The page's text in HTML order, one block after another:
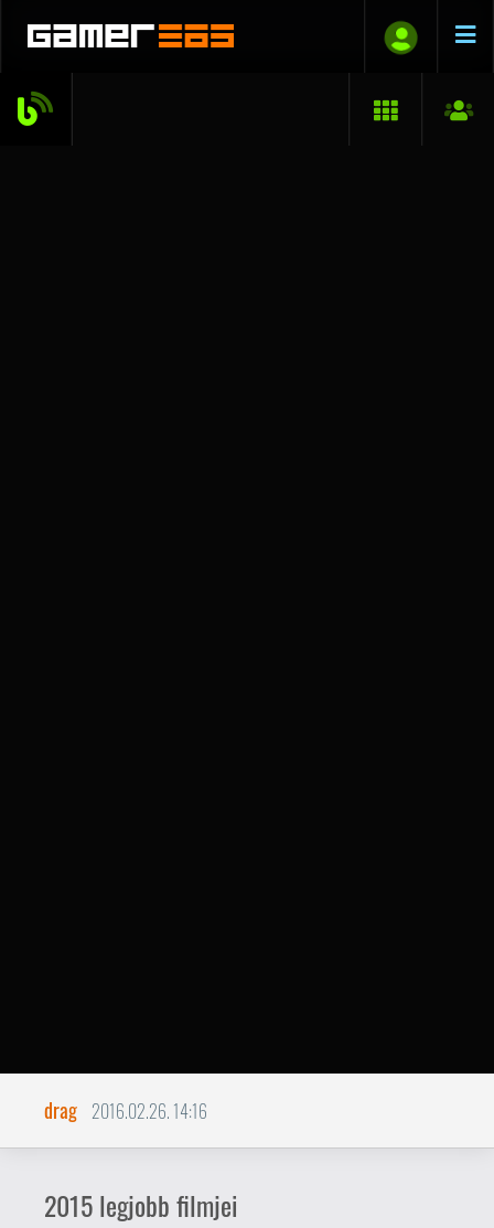
Miután alig néhány nap választ már csak
a legnagyobb élményt nyújtották